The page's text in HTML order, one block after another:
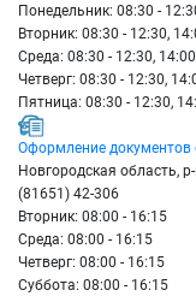
Понедельник: 08:30 -
Вторник: 08:30 - 12:30,
Среда: 08:30 - 12:30,
Четверг: 08:30 - 12:30,
Пятница: 08:30 - 12:30,
Оформление документов
Новгородская область,
(81651) 42-306
Вторник: 08:00 - 16:15
Среда: 08:00 - 16:15
Четверг: 08:00 - 16:15
Суббота: 08:00 - 16:15